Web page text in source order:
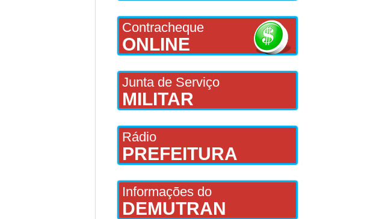
Contracheque
ONLINE
Junta de Serviço
MILITAR
Rádio
PREFEITURA
Informações do
DEMUTRAN